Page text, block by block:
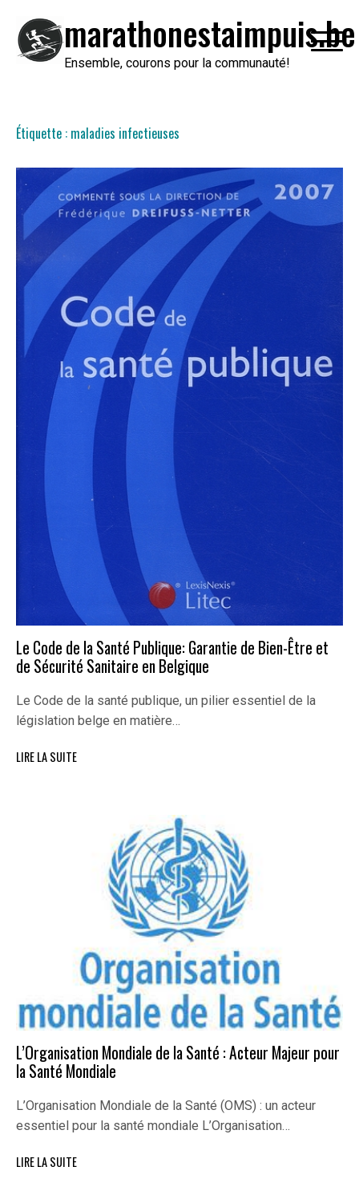
contenu
marathonestaimpuis.be
Ensemble, courons pour la communauté!
Étiquette : maladies infectieuses
Le Code de la Santé Publique: Garantie de Bien-Être et
de Sécurité Sanitaire en Belgique
Le Code de la santé publique, un pilier essentiel de la
législation belge en matière…
LIRE LA SUITE
L’Organisation Mondiale de la Santé : Acteur Majeur pour
la Santé Mondiale
L’Organisation Mondiale de la Santé (OMS) : un acteur
essentiel pour la santé mondiale L’Organisation…
LIRE LA SUITE